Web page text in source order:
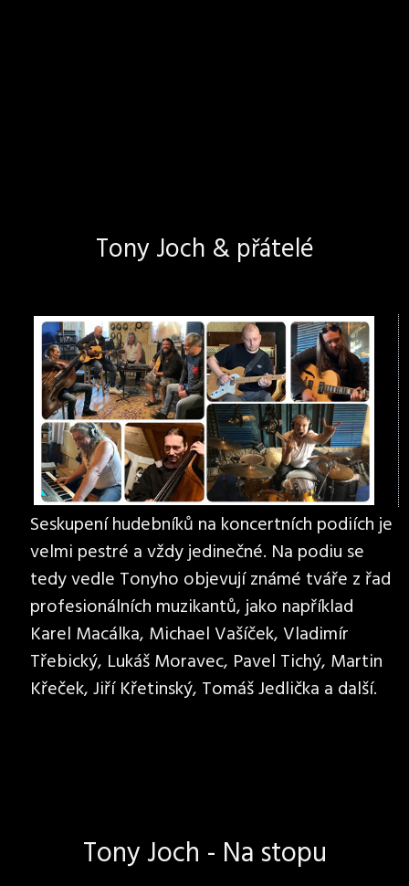
Tony Joch & přátelé
Seskupení hudebníků na koncertních podiích je
velmi pestré a vždy jedinečné. Na podiu se
tedy vedle Tonyho objevují známé tváře z řad
profesionálních muzikantů, jako například
Karel Macálka, Michael Vašíček, Vladimír
Třebický, Lukáš Moravec, Pavel Tichý, Martin
Křeček, Jiří Křetinský, Tomáš Jedlička a další.
Tony Joch - Na stopu